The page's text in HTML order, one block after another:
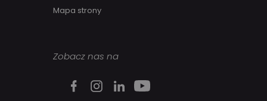
Mapa strony
Zobacz nas na